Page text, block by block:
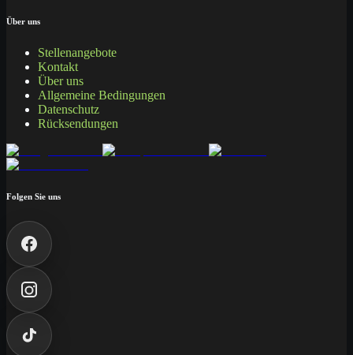
Über uns
Stellenangebote
Kontakt
Über uns
Allgemeine Bedingungen
Datenschutz
Rücksendungen
Folgen Sie uns